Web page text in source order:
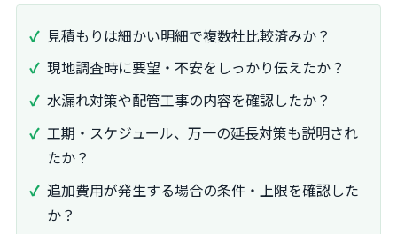
見積もりは細かい明細で複数社比較済みか？
現地調査時に要望・不安をしっかり伝えたか？
水漏れ対策や配管工事の内容を確認したか？
工期・スケジュール、万一の延長対策も説明され
たか？
追加費用が発生する場合の条件・上限を確認した
か？